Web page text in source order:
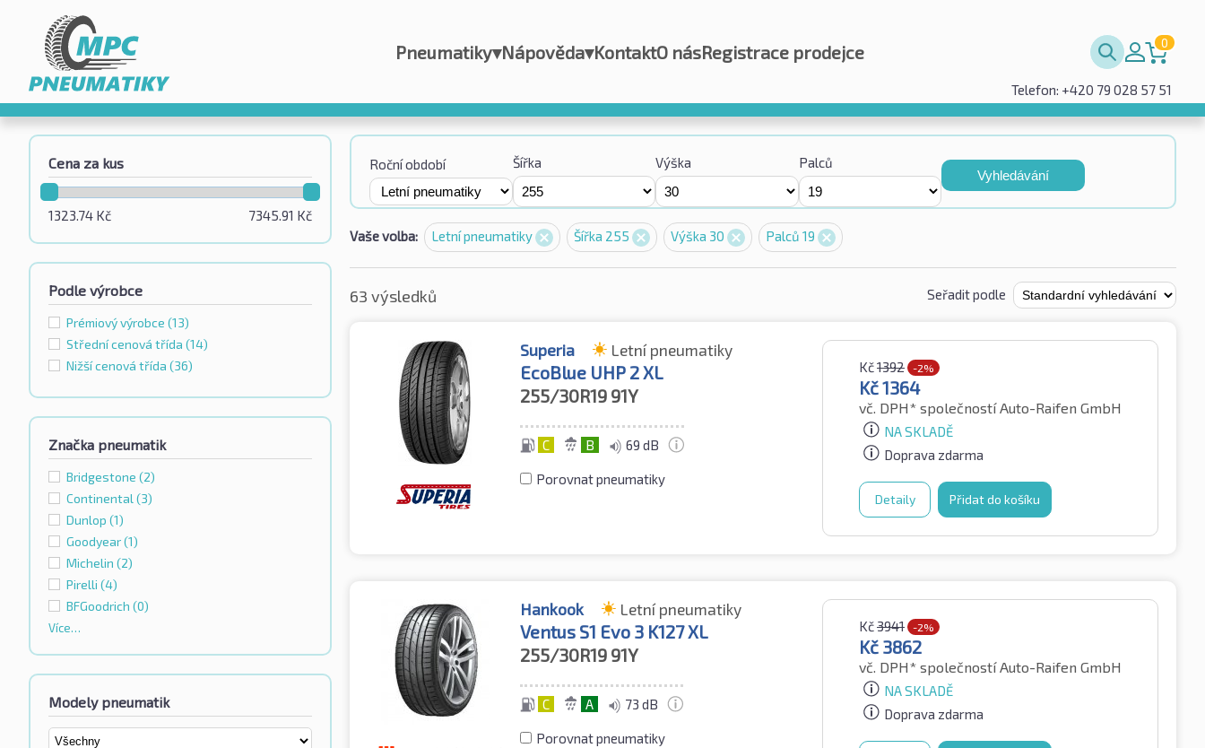
Pneumatiky▾Nápověda▾KontaktO násRegistrace prodejce 0
Telefon: +420 79 028 57 51
Cena za kus
7345.91 Kč
1323.74 Kč
Podle výrobce
Prémiový výrobce (13)
Střední cenová třída (14)
Nižší cenová třída (36)
Značka pneumatik
Bridgestone (2)
Continental (3)
Dunlop (1)
Goodyear(1)
Michelin (2)
Pirelli (4)
BFGoodrich (0)
Více…
Modely pneumatik
Roční období Šířka Výška Palců
Vyhledávání
Vaše volba: Letní pneumatiky Šířka 255 Výška 30 Palců 19
63 výsledků Seřadit podle
Superia Letní pneumatiky
EcoBlue UHP 2 XL
255/30R19 91Y
C B 69 dB
Porovnat pneumatiky
Kč1392 -2%
Kč1364
vč. DPH* společností Auto-Raifen GmbH
NA SKLADĚ
Doprava zdarma
Detaily Přidat do košíku
Hankook Letní pneumatiky
Ventus S1 Evo 3 K127 XL
255/30R19 91Y
C A 73 dB
Porovnat pneumatiky
Kč3941 -2%
Kč 3862
vč. DPH* společností Auto-Raifen GmbH
NA SKLADĚ
Doprava zdarma